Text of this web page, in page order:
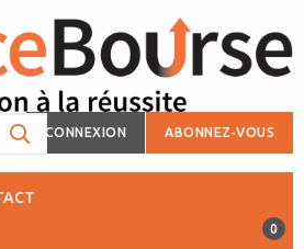
CONNEXION ABONNEZ-VOUS
0